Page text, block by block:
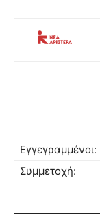
Εγγεγραμμένοι:
Συμμετοχή: